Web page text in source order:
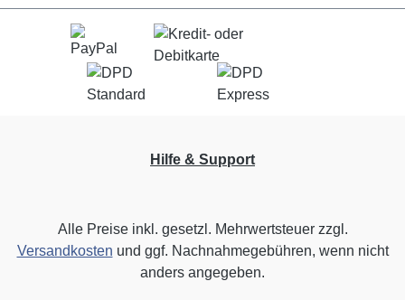
Hilfe & Support
Alle Preise inkl. gesetzl. Mehrwertsteuer zzgl.
Versandkosten und ggf. Nachnahmegebühren, wenn nicht
anders angegeben.